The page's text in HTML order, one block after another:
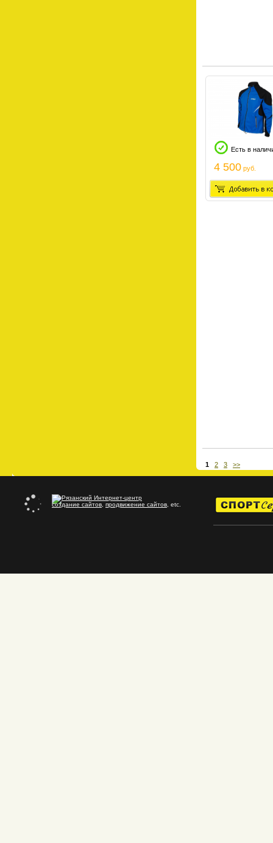
Есть в
4 500 руб.
1 2 3 >>
создание сайтов продвижение сайтов , etc.